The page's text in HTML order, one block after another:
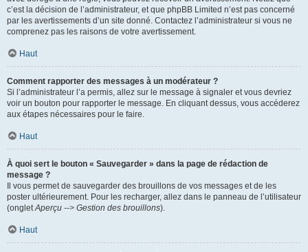
c’est la décision de l’administrateur, et que phpBB Limited n’est pas concerné
par les avertissements d’un site donné. Contactez l’administrateur si vous ne
comprenez pas les raisons de votre avertissement.
Haut
Comment rapporter des messages à un modérateur ?
Si l’administrateur l’a permis, allez sur le message à signaler et vous devriez
voir un bouton pour rapporter le message. En cliquant dessus, vous accéderez
aux étapes nécessaires pour le faire.
Haut
À quoi sert le bouton « Sauvegarder » dans la page de rédaction de
message ?
Il vous permet de sauvegarder des brouillons de vos messages et de les
poster ultérieurement. Pour les recharger, allez dans le panneau de l’utilisateur
(ongletAperçu --> Gestion des brouillons).
Haut